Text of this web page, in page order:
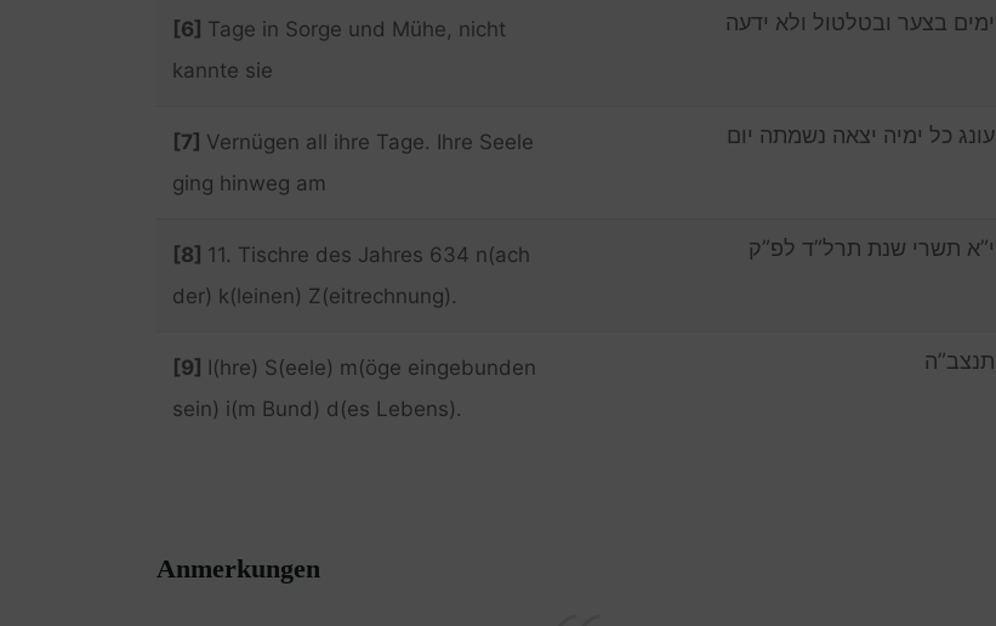
[6] Tage in Sorge und Mühe, nicht
kannte sie
ימים בצער ובטלטול ולא ידעה
[7] Vernügen all ihre Tage. Ihre Seele
ging hinweg am
עונג כל ימיה יצאה נשמתה יום
[8] 11. Tischre des Jahres 634 n(ach
der) k(leinen) Z(eitrechnung).
י”א תשרי שנת תרל”ד לפ”ק
[9] I(hre) S(eele) m(öge eingebunden
sein) i(m Bund) d(es Lebens).
תנצב”ה
Anmerkungen